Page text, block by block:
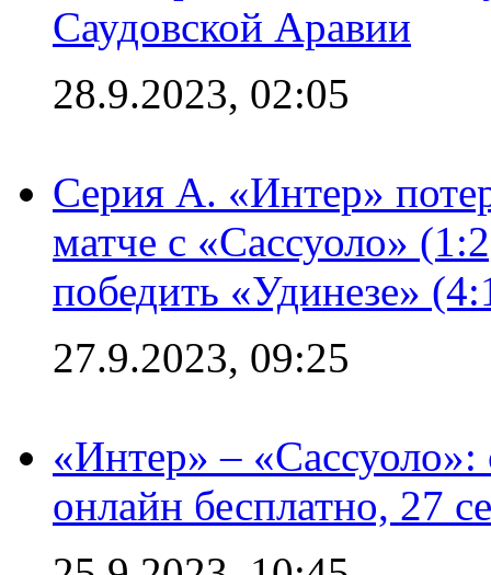
Саудовской Аравии
28.9.2023, 02:05
Серия А. «Интер»
матче с «Сассуоло»
победить «Удинезе»
27.9.2023, 09:25
«Интер» –
онлайн бесплатно, 27